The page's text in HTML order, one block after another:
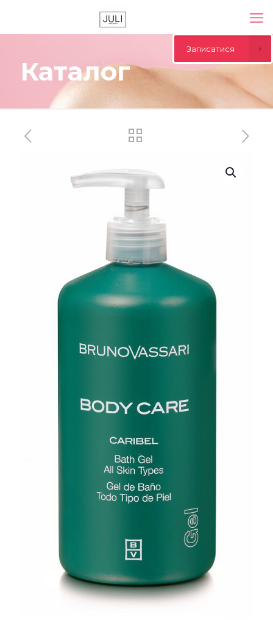
Каталог
GEL CARIBEL
Записатися
Записатися